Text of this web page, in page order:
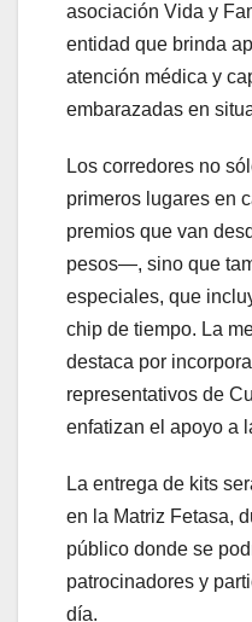
asociación Vida y
entidad que brinda
atención médica y
embarazadas en
Los corredores no
primeros lugares en
premios que van
pesos—, sino que
especiales, que
chip de tiempo. La
destaca por
representativos de
enfatizan el apoyo a
La entrega de kits
en la Matriz Fetasa,
público donde se
patrocinadores y
día.